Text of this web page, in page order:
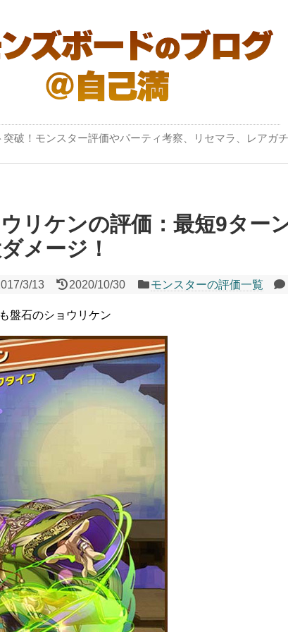
破！モンスター評価やパーティ考察、リセマラ、レアガ
リケンの評価：最短9ター
メージ！
3/13 2020/10/30 モンスターの評価一覧
盤石のショウリケン